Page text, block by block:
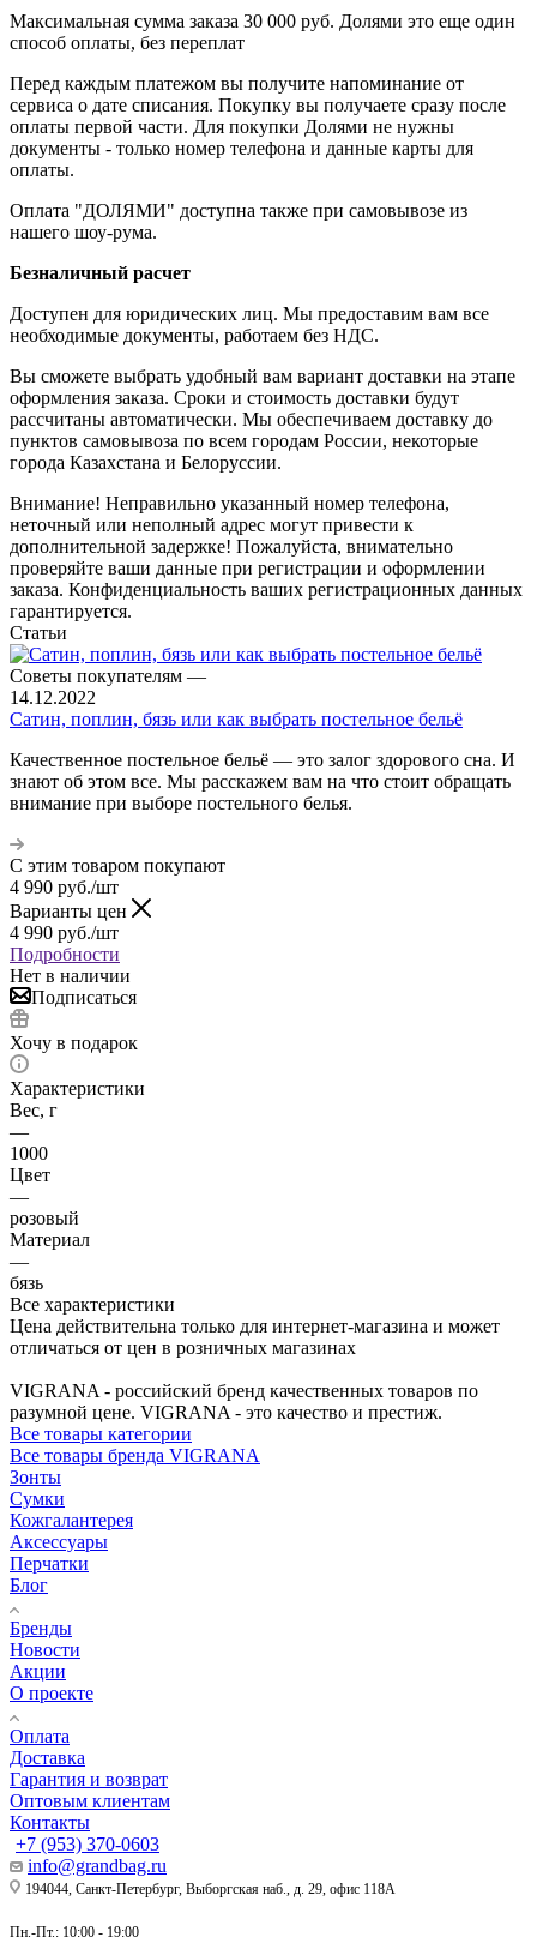
Максимальная сумма заказа 30 000 руб. Долями это еще один
способ оплаты, без переплат
Перед каждым платежом вы получите напоминание от
сервиса о дате списания. Покупку вы получаете сразу после
оплаты первой части. Для покупки Долями не нужны
документы - только номер телефона и данные карты для
оплаты.
Оплата "ДОЛЯМИ" доступна также при самовывозе из
нашего шоу-рума.
Безналичный расчет
Доступен для юридических лиц. Мы предоставим вам все
необходимые документы, работаем без НДС.
Вы сможете выбрать удобный вам вариант доставки на этапе
оформления заказа. Сроки и стоимость доставки будут
рассчитаны автоматически. Мы обеспечиваем доставку до
пунктов самовывоза по всем городам России, некоторые
города Казахстана и Белоруссии.
Внимание! Неправильно указанный номер телефона,
неточный или неполный адрес могут привести к
дополнительной задержке! Пожалуйста, внимательно
проверяйте ваши данные при регистрации и оформлении
заказа. Конфиденциальность ваших регистрационных данных
гарантируется.
Статьи
Советы покупателям —
14.12.2022
Сатин, поплин, бязь или как выбрать постельное бельё
Качественное постельное бельё — это залог здорового сна. И
знают об этом все. Мы расскажем вам на что стоит обращать
внимание при выборе постельного белья.
С этим товаром покупают
4 990 руб./шт
Варианты цен
4 990 руб./шт
Подробности
Нет в наличии
Подписаться
Хочу в подарок
Характеристики
Вес, г
—
1000
Цвет
—
розовый
Материал
—
бязь
Все характеристики
Цена действительна только для интернет-магазина и может
отличаться от цен в розничных магазинах
VIGRANA - российский бренд качественных товаров по
разумной цене. VIGRANA - это качество и престиж.
Все товары категории
Все товары бренда VIGRANA
Зонты
Сумки
Кожгалантерея
Аксессуары
Перчатки
Блог
Бренды
Новости
Акции
О проекте
Оплата
Доставка
Гарантия и возврат
Оптовым клиентам
Контакты
+7 (953) 370-0603
info@grandbag.ru
194044, Санкт-Петербург, Выборгская наб., д. 29, офис 118А
Пн.-Пт.: 10:00 - 19:00